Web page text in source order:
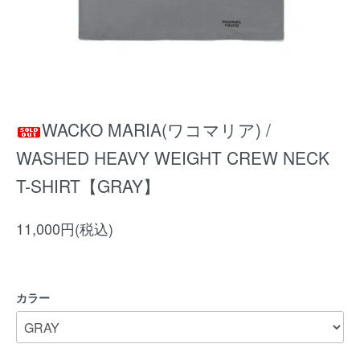
WACKO MARIA(ワコマリア) /
WASHED HEAVY WEIGHT CREW NECK
T-SHIRT【GRAY】
11,000円(税込)
カラー